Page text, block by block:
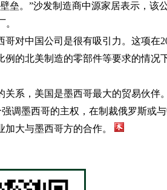
垒。”沙发制造商中源家居表示，该
哥对中国公司是很有吸引力。这项在
例的北美制造的零部件等要求的情况
关系，美国是墨西哥最大的贸易伙伴
强调墨西哥的主权，在制裁俄罗斯或
大与墨西哥方的合作。